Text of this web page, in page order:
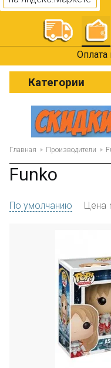
Оплата
Категории
Главная Производители
Funko
По умолчанию Цена